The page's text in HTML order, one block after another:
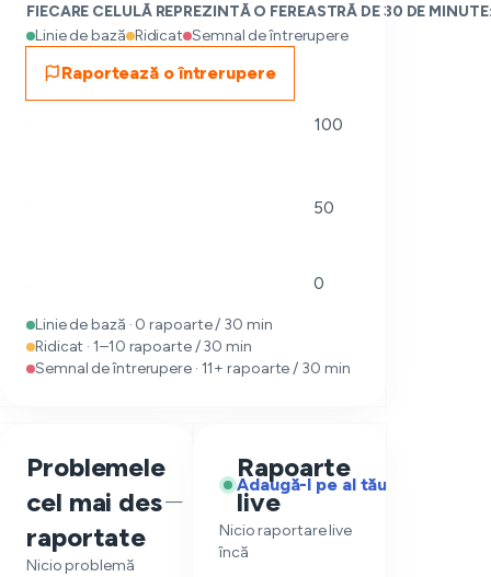
FIECARE CELULĂ REPREZINTĂ O FEREASTRĂ DE 30 DE
Linie de bază Ridicat Semnal de întrerupere
Raportează o întrerupere
100
50
0
Linie de bază · 0 rapoarte / 30 min
Ridicat · 1–10 rapoarte / 30 min
Semnal de întrerupere · 11+ rapoarte / 30 min
Problemele
cel mai des
raportate
—
Nicio problemă
Rapoarte
live
Adaugă-l pe al tău
Nicio raportare live
încă